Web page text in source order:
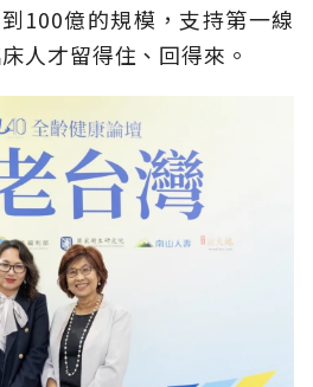
100億的規模，支持第一線
人才留得住、回得來。